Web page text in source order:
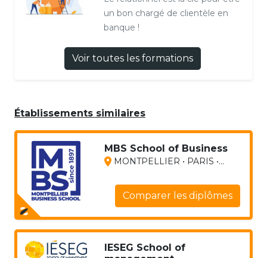
un bon chargé de clientèle en
banque !
Voir toutes les formations
Établissements similaires
MBS School of Business
MONTPELLIER • PARIS •...
Comparer les diplômes
IESEG School of